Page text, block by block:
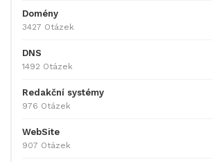
Domény
3427 Otázek
DNS
1492 Otázek
Redakční systémy
976 Otázek
WebSite
907 Otázek